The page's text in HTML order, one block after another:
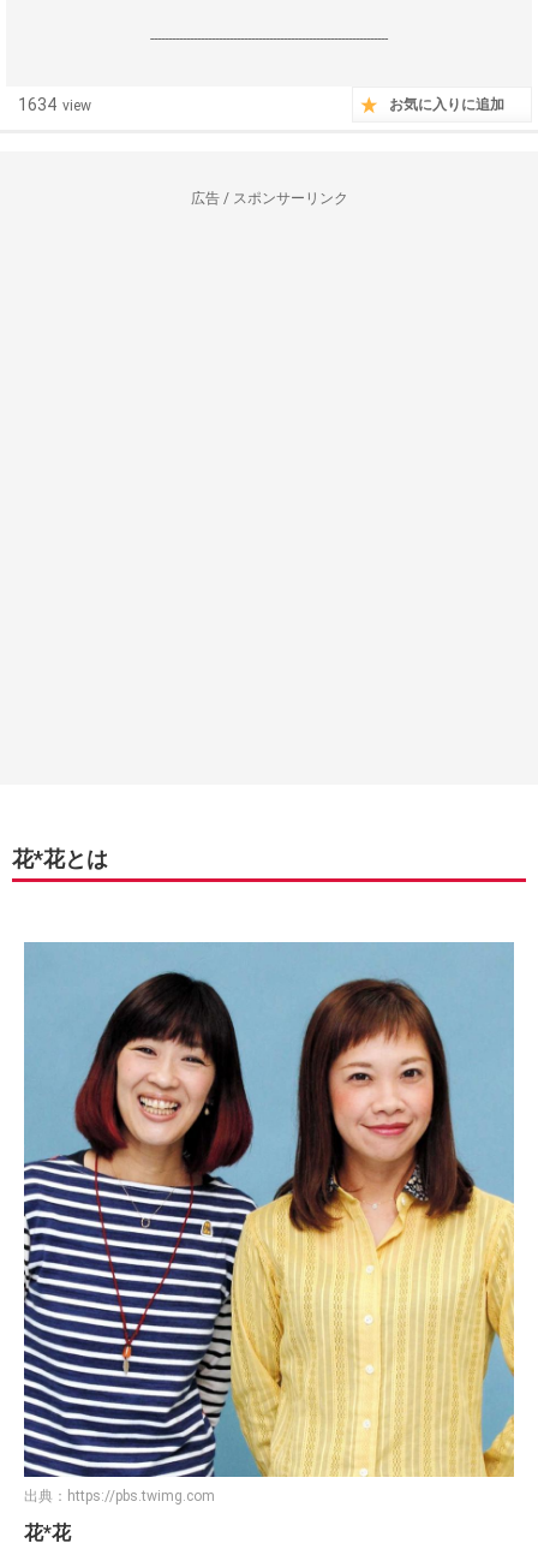
------------------------------------------------------------------
1634 view お気に入りに追加
広告 / スポンサーリンク
花*花とは
出典： https://pbs.twimg.com
花*花